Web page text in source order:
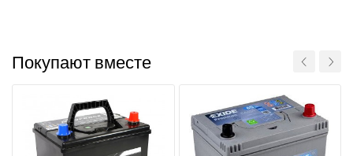
Покупают вместе